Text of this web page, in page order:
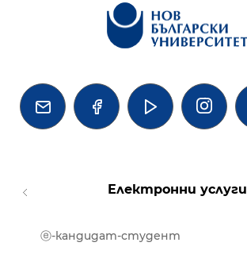
  
Електронни услуги
ⓔ-кандидат-студент